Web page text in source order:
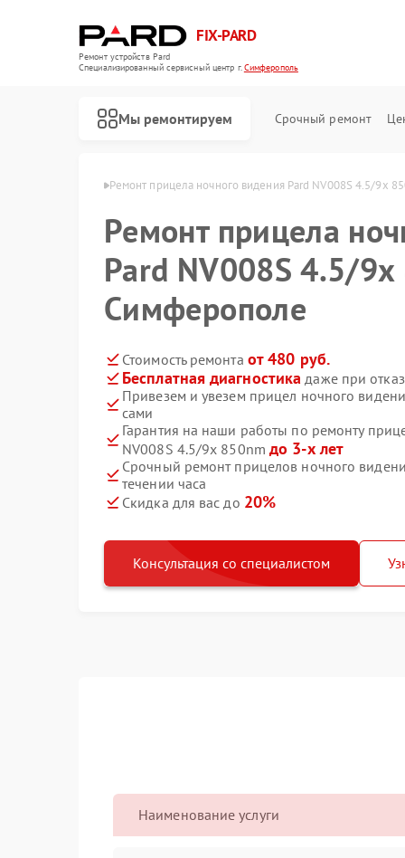
FIX-PARD
Ремонт устройств Pard
Специализированный cервисный центр г.Симферополь
Мы ремонтируем Срочный ремонт
Ремонт прицела ночного видения Pard NV008S 4.5/9x
Ремонт прицела
Pard NV008S 4.5/
Симферополе
Стоимость ремонта от 480 руб.
Бесплатная диагностика даже при
Привезем и увезем прицел ночного
сами
Гарантия на наши работы по ремонту
NV008S 4.5/9x 850nm до 3-х лет
Срочный ремонт прицелов ночного
течении часа
Скидка для вас до 20%
Консультация со специалистом
Наименование услуги